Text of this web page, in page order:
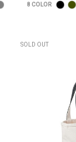
8 COLOR
SOLD OUT